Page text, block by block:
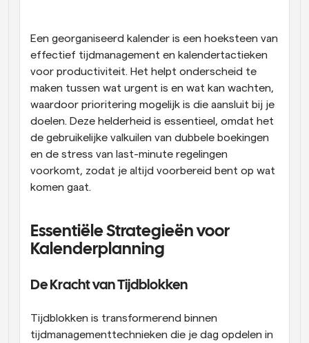
Supercharged planning met AI-gestuurde
oproepen
Automatiseer planning en herinneringen
Blog
Blijf op de hoogte van het laatste nieuws en updates
Instant Vergaderingen
Ontmoet cliënten binnen enkele minuten
Dynamische Groep Links
Boek naadloos vergaderingen met meerdere mensen
Ontvang een melding wanneer er iets gebeurt
Een georganiseerd kalender is een hoeksteen van
effectief tijdmanagement en kalendertactieken
voor productiviteit. Het helpt onderscheid te
maken tussen wat urgent is en wat kan wachten,
waardoor prioritering mogelijk is die aansluit bij je
doelen. Deze helderheid is essentieel, omdat het
de gebruikelijke valkuilen van dubbele boekingen
en de stress van last-minute regelingen
voorkomt, zodat je altijd voorbereid bent op wat
komen gaat.
Essentiële Strategieën voor
Kalenderplanning
De Kracht van Tijdblokken
Tijdblokken is transformerend binnen
tijdmanagementtechnieken die je dag opdelen in